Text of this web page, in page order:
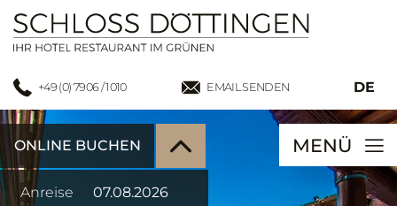
+49 (0) 7906 / 1010 EMAIL SENDEN DE
ONLINE BUCHEN
Anreise
MENÜ